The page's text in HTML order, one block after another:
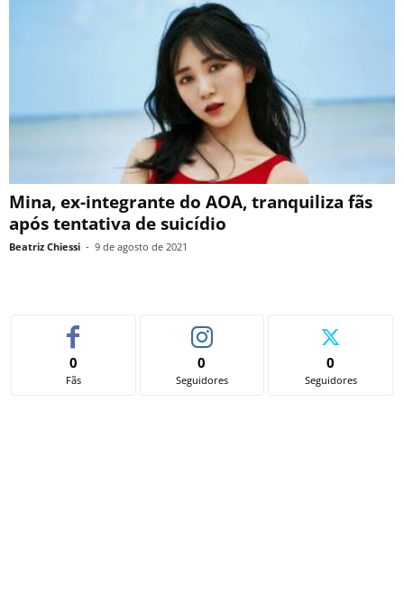
Mina, ex-integrante do AOA, tranquiliza fãs
após tentativa de suicídio
Beatriz Chiessi - 9 de agosto de 2021
0
Fãs
0
Seguidores
0
Seguidores